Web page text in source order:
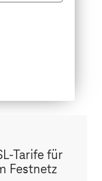
Tarife für
Festnetz